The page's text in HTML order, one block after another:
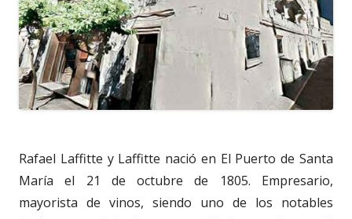
Rafael Laffitte y Laffitte nació en El Puerto de Santa
María el 21 de octubre de 1805. Empresario,
mayorista de vinos, siendo uno de los notables